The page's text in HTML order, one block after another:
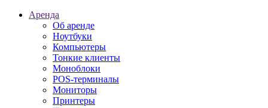
Аренда
Об аренде
Ноутбуки
Компьютеры
Тонкие клиенты
Моноблоки
POS-терминалы
Мониторы
Принтеры